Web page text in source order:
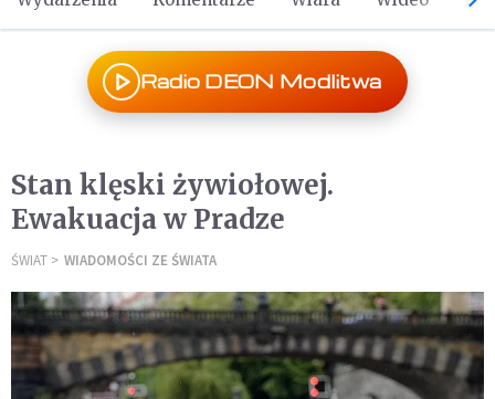
Radio DEON Modlitwa
Stan klęski żywiołowej.
Ewakuacja w Pradze
ŚWIAT WIADOMOŚCI ZE ŚWIATA